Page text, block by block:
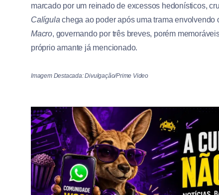
marcado por um reinado de excessos hedonísticos,
Calígula chega ao poder após uma trama envolvendo
Macro, governando por três breves, porém
próprio amante já mencionado.
Imagem Destacada: Divulgação/Prime Video